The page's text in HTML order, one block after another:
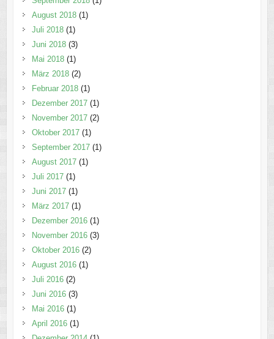
August 2018(1)
Juli 2018(1)
Juni 2018(3)
Mai 2018(1)
März 2018(2)
Februar 2018(1)
Dezember 2017(1)
November 2017(2)
Oktober 2017(1)
September 2017(1)
August 2017(1)
Juli 2017(1)
Juni 2017(1)
März 2017(1)
Dezember 2016(1)
November 2016(3)
Oktober 2016(2)
August 2016(1)
Juli 2016(2)
Juni 2016(3)
Mai 2016(1)
April 2016(1)